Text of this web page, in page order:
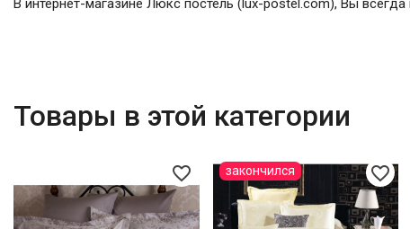
В интернет-магазине Люкс постель (lux-postel.com), Вы
Товары в этой категории
favorite_border favorite_border
закончился